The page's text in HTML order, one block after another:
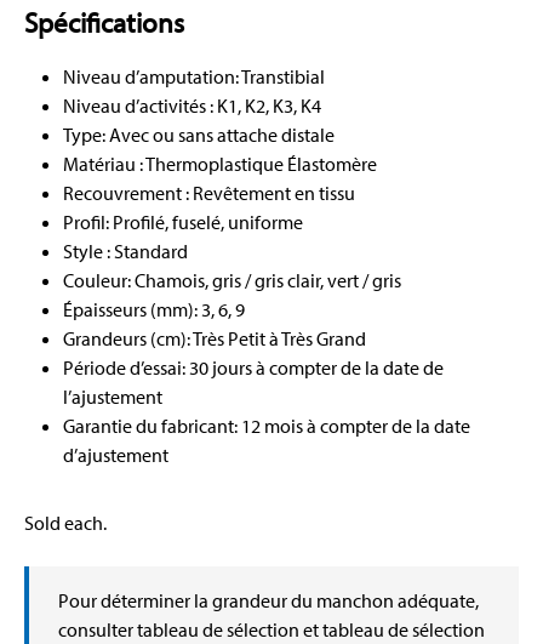
Spécifications
Niveau d’amputation: Transtibial
Niveau d’activités : K1, K2, K3, K4
Type: Avec ou sans attache distale
Matériau : Thermoplastique Élastomère
Recouvrement : Revêtement en tissu
Profil: Profilé, fuselé, uniforme
Style : Standard
Couleur: Chamois, gris / gris clair, vert / gris
Épaisseurs (mm): 3, 6, 9
Grandeurs (cm): Très Petit à Très Grand
Période d’essai: 30 jours à compter de la date de
l’ajustement
Garantie du fabricant: 12 mois à compter de la date
d’ajustement
Sold each.
Pour déterminer la grandeur du manchon adéquate,
consulter tableau de sélection et tableau de sélection